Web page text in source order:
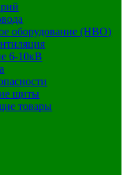
оборудование (НВО)
6-10кВ
щиты
товары